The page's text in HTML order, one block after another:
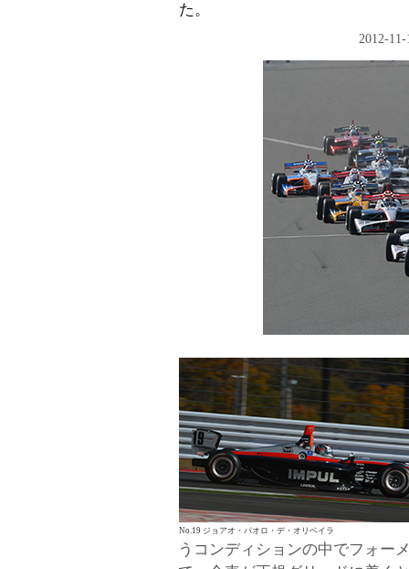
た。
2012-
No.19 ジョアオ・パオロ・デ・オリベイラ
うコンディションの中でフォー